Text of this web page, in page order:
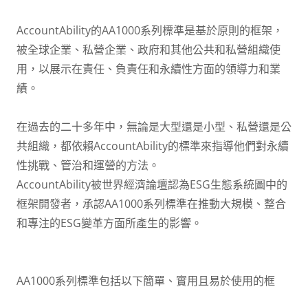
AccountAbility的AA1000系列標準是基於原則的框架，
被全球企業、私營企業、政府和其他公共和私營組織使
用，以展示在責任、負責任和永續性方面的領導力和業
績。
在過去的二十多年中，無論是大型還是小型、私營還是公
共組織，都依賴AccountAbility的標準來指導他們對永續
性挑戰、管治和運營的方法。
AccountAbility被世界經濟論壇認為ESG生態系統圖中的
框架開發者，承認AA1000系列標準在推動大規模、整合
和專注的ESG變革方面所產生的影響。
AA1000系列標準包括以下簡單、實用且易於使用的框